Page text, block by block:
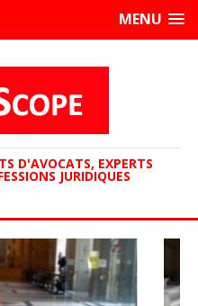
MENU
D'AVOCATS, EXPERTS
JURIDIQUES